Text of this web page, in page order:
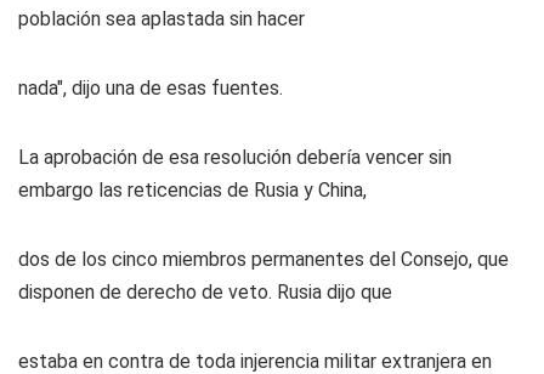
población sea aplastada sin hacer
nada", dijo una de esas fuentes.
La aprobación de esa resolución debería vencer sin
embargo las reticencias de Rusia y China,
dos de los cinco miembros permanentes del Consejo, que
disponen de derecho de veto. Rusia dijo que
estaba en contra de toda injerencia militar extranjera en